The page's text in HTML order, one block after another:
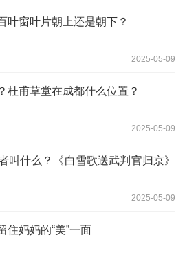
叶窗叶片朝上还是朝下？
2025-05-09
杜甫草堂在成都什么位置？
2025-05-09
叫什么？《白雪歌送武判官归京》
2025-05-09
住妈妈的“美”一面